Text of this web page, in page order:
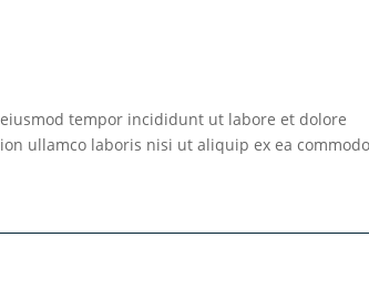
tempor incididunt ut labore et dolore
ullamco laboris nisi ut aliquip ex ea